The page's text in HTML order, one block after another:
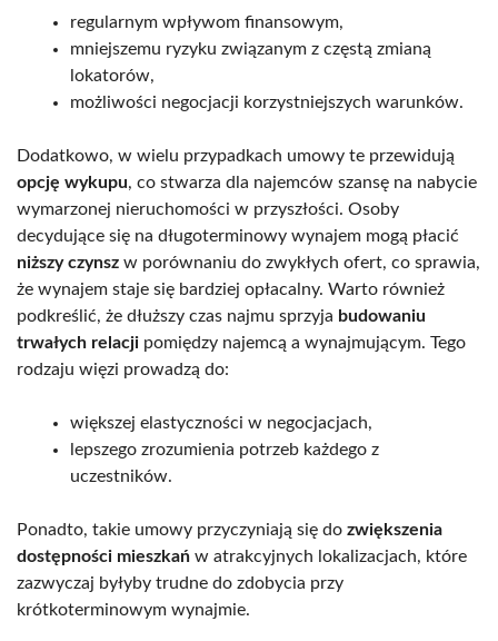
regularnym wpływom finansowym,
mniejszemu ryzyku związanym z częstą zmianą
lokatorów,
możliwości negocjacji korzystniejszych warunków.
Dodatkowo, w wielu przypadkach umowy te przewidują
opcję wykupu, co stwarza dla najemców szansę na nabycie
wymarzonej nieruchomości w przyszłości. Osoby
decydujące się na długoterminowy wynajem mogą płacić
niższy czynsz w porównaniu do zwykłych ofert, co sprawia,
że wynajem staje się bardziej opłacalny. Warto również
podkreślić, że dłuższy czas najmu sprzyja budowaniu
trwałych relacji pomiędzy najemcą a wynajmującym. Tego
rodzaju więzi prowadzą do:
większej elastyczności w negocjacjach,
lepszego zrozumienia potrzeb każdego z
uczestników.
Ponadto, takie umowy przyczyniają się do zwiększenia
dostępności mieszkań w atrakcyjnych lokalizacjach, które
zazwyczaj byłyby trudne do zdobycia przy
krótkoterminowym wynajmie.